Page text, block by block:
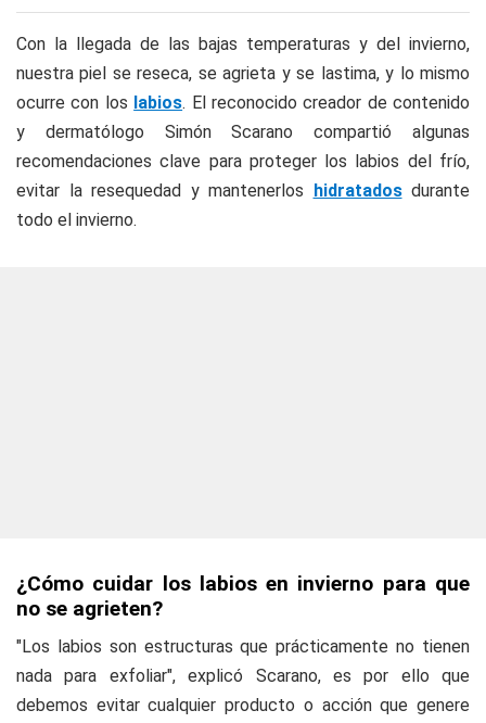
Con la llegada de las bajas temperaturas y del invierno,
nuestra piel se reseca, se agrieta y se lastima, y lo mismo
ocurre con los labios. El reconocido creador de contenido
y dermatólogo Simón Scarano compartió algunas
recomendaciones clave para proteger los labios del frío,
evitar la resequedad y mantenerlos hidratadosdurante
todo el invierno.
¿Cómo cuidar los labios en invierno para que
no se agrieten?
"Los labios son estructuras que prácticamente no tienen
nada para exfoliar", explicó Scarano, es por ello que
debemos evitar cualquier producto o acción que genere